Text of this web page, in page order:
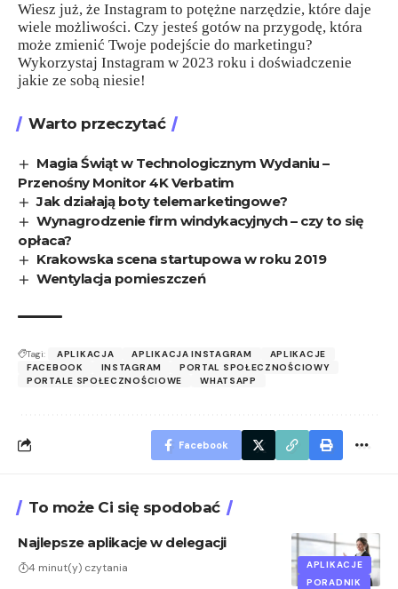
Wiesz już, że Instagram to potężne narzędzie, które daje
wiele możliwości. Czy jesteś gotów na przygodę, która
może zmienić Twoje podejście do marketingu?
Wykorzystaj Instagram w 2023 roku i doświadczenie
jakie ze sobą niesie!
Warto przeczytać
Magia Świąt w Technologicznym Wydaniu –
Przenośny Monitor 4K Verbatim
Jak działają boty telemarketingowe?
Wynagrodzenie firm windykacyjnych – czy to się
opłaca?
Krakowska scena startupowa w roku 2019
Wentylacja pomieszczeń
Tagi: APLIKACJA APLIKACJA INSTAGRAM
APLIKACJE
FACEBOOK
INSTAGRAM
PORTAL SPOŁECZNOŚCIOWY
PORTALE SPOŁECZNOŚCIOWE
WHATSAPP
Facebook
To może Ci się spodobać
APLIKACJE
PORADNIK
Najlepsze aplikacje w delegacji
4 minut(y) czytania